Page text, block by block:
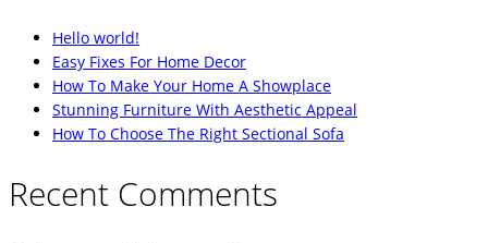
Hello world!
Easy Fixes For Home Decor
How To Make Your Home A Showplace
Stunning Furniture With Aesthetic Appeal
How To Choose The Right Sectional Sofa
Recent Comments